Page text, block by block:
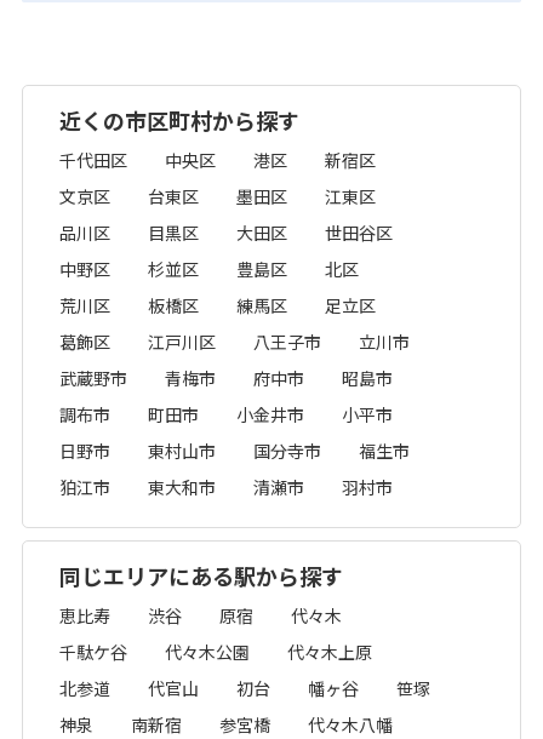
近くの市区町村から探す
千代田区 中央区 港区
新宿区
文京区
台東区 墨田区
江東区
品川区
目黒区 大田区
世田谷区
中野区
杉並区 豊島区
北区
荒川区
板橋区 練馬区
足立区
葛飾区
江戸川区 八王子市
立川市
武蔵野市
青梅市 府中市
昭島市
調布市
町田市 小金井市
小平市
日野市
東村山市 国分寺市
福生市
狛江市
東大和市 清瀬市 羽村市
同じエリアにある駅から探す
恵比寿 渋谷 原宿
代々木
千駄ケ谷
代々木公園
代々木上原
北参道
代官山 初台 幡ヶ谷
笹塚
神泉
南新宿 参宮橋 代々木八幡